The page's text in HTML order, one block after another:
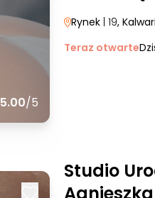
5.00/5
Rynek | 19,
Teraz otwarte
Studio